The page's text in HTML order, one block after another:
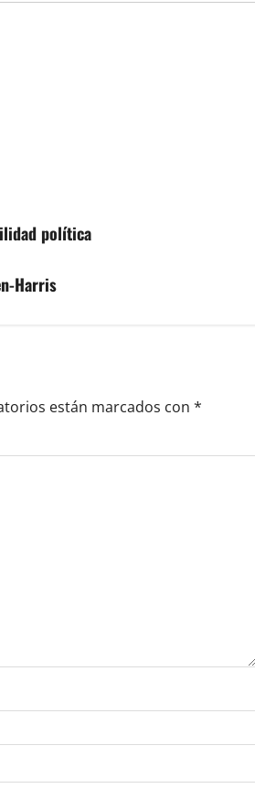
política
Harris
están marcados con *